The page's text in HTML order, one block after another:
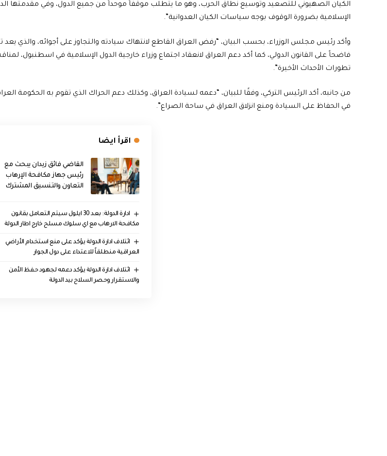
الكيان الصهيوني للتصعيد وتوسيع نطاق الحرب، وهو ما يتطلب موقفاً موحداً من جميع الدول، وفي مقدمتها
الإسلامية بضرورة الوقوف بوجه سياسات الكيان العدوانية”.
وأكد رئيس مجلس الوزراء، بحسب البيان، “رفض العراق القاطع لانتهاك سيادته والتجاوز على أجوائه، والذي يعد
فاضحاً على القانون الدولي، كما أكد دعم العراق لانعقاد اجتماع وزراء خارجية الدول الإسلامية في اسطنبول،
تطورات الأحداث الأخيرة”.
من جانبه، أكد الرئيس التركي، وفقًا للبيان، “دعمه لسيادة العراق، وكذلك دعم الحراك الذي تقوم به الحكومة
في الحفاظ على السيادة ومنع انزلاق العراق في ساحة الصراع”.
اقرأ ايضا
القاضي فائق زيدان يبحث مع
رئيس جهاز مكافحة الإرهاب
التعاون والتنسيق المشترك
ادارة الدولة: بعد 30 ايلول سيتم التعامل بقانون
مكافحة الارهاب مع اي سلوك مسلح خارج اطار الدولة
ائتلاف ادارة الدولة يؤكد على منع استخدام الأراضي
العراقية منطلقاً للاعتداء على دول الجوار
ائتلاف ادارة الدولة يؤكد دعمه لجهود حفظ الأمن
والاستقرار وحصر السلاح بيد الدولة